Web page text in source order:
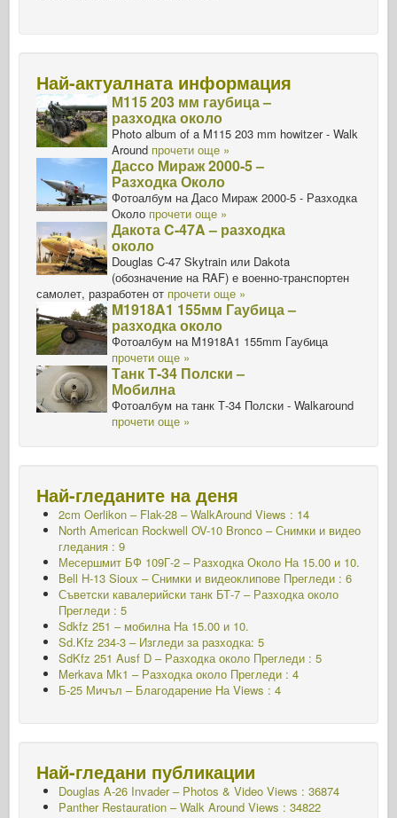
Най-актуалната информация
М115 203 мм гаубица –
разходка около
Photo album of a M115 203 mm howitzer - Walk
Around прочети още »
Дассо Мираж 2000-5 –
Разходка Около
Фотоалбум на Дасо Мираж 2000-5 - Разходка
Около прочети още »
Дакота C-47A – разходка
около
Douglas C-47 Skytrain или Dakota
(обозначение на RAF) е военно-транспортен
самолет, разработен от прочети още »
M1918A1 155мм Гаубица –
разходка около
Фотоалбум на M1918A1 155mm Гаубица
прочети още »
Танк Т-34 Полски –
Мобилна
Фотоалбум на танк Т-34 Полски - Walkaround
прочети още »
Най-гледаните на деня
2cm Oerlikon – Flak-28 – WalkAround Views : 14
North American Rockwell OV-10 Bronco – Снимки и видео
гледания : 9
Месершмит БФ 109Г-2 – Разходка Около На 15.00 и 10.
Bell H-13 Sioux – Снимки и видеоклипове Прегледи : 6
Съветски кавалерийски танк БТ-7 – Разходка около
Прегледи : 5
Sdkfz 251 – мобилнаНа 15.00 и 10.
Sd.Kfz 234-3 – Изгледи за разходка: 5
SdKfz 251 Ausf D – Разходка около Прегледи : 5
Merkava Mk1 – Разходка около Прегледи : 4
Б-25 Мичъл – Благодарение На Views : 4
Най-гледани публикации
Douglas A-26 Invader – Photos & Video Views : 36874
Panther Restauration – Walk Around Views : 34822